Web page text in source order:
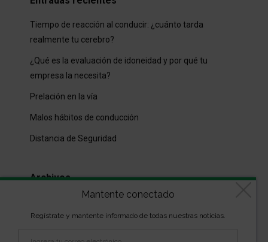
Tiempo de reacción al conducir: ¿cuánto tarda
realmente tu cerebro?
¿Qué es la evaluación de idoneidad y por qué tu
empresa la necesita?
Prelación en la vía
Malos hábitos de conducción
Distancia de Seguridad
Archivos
Mantente conectado
Regístrate y mantente informado de todas nuestras noticias.